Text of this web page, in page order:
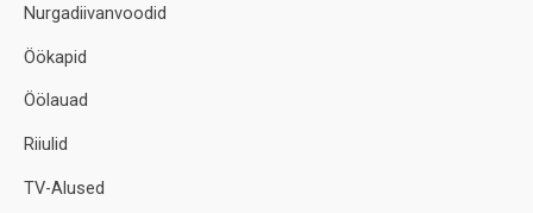
Nurgadiivanvoodid
Öökapid
Öölauad
Riiulid
TV-Alused